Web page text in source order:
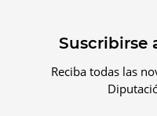
Suscribirse
Reciba todas las